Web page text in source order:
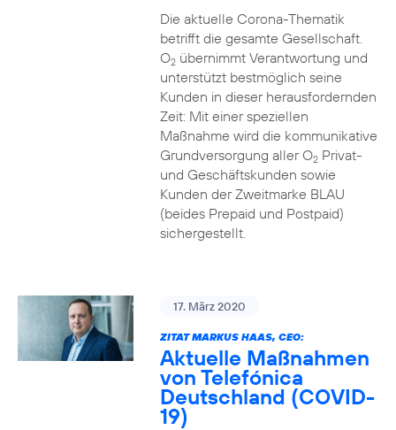
Die aktuelle Corona-Thematik
betrifft die gesamte Gesellschaft.
O2übernimmt Verantwortung und
unterstützt bestmöglich seine
Kunden in dieser herausfordernden
Zeit: Mit einer speziellen
Maßnahme wird die kommunikative
Grundversorgung aller O2Privat-
und Geschäftskunden sowie
Kunden der Zweitmarke BLAU
(beides Prepaid und Postpaid)
sichergestellt.
17. März 2020
ZITAT MARKUS HAAS, CEO:
Aktuelle Maßnahmen
von Telefónica
Deutschland (COVID-
19)